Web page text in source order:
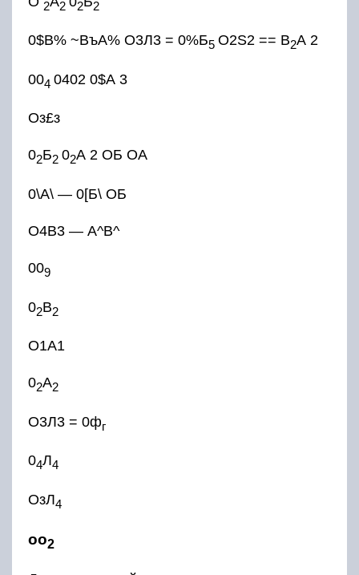
2 2 2 2
0$В% ~ВъА% О3Л3 = 0%Б5 O2S2 == В2А 2
004 0402 0$А 3
Оз£з
02Б2 02А 2 ОБ ОА
0\А\ — 0[Б\ ОБ
О4В3 — А^В^
009
02В2
О1А1
02А2
О3Л3 = 0фг
04Л4
ОзЛ4
оо2